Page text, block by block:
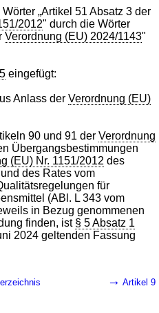
„Artikel 51 Absatz 3 der
2012" durch die Wörter
Verordnung (EU) 2024/1143"
eingefügt:
Anlass derVerordnung (EU)
90 und 91 derVerordnung
Übergangsbestimmungen
(EU) Nr. 1151/2012 des
des Rates vom
für
(ABl. L 343 vom
in Bezug genommenen
finden, ist § 5 Absatz 1
2024 geltenden Fassung
→ Artikel 9